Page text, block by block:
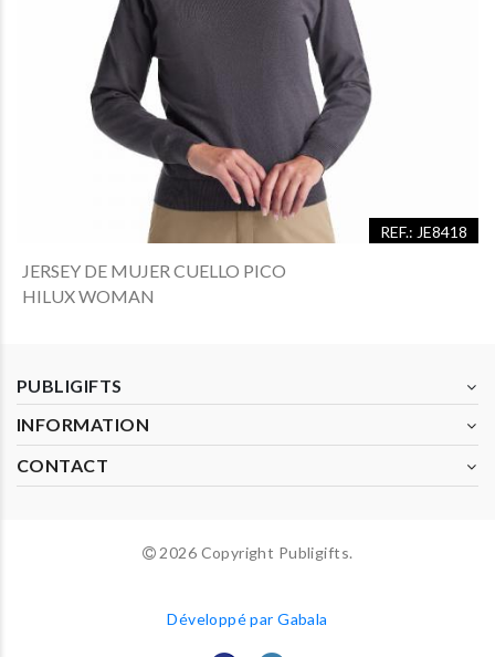
REF.: JE8418
JERSEY DE MUJER CUELLO PICO
HILUX WOMAN
PUBLIGIFTS
INFORMATION
CONTACT
2026 Copyright Publigifts.
Développé par Gabala